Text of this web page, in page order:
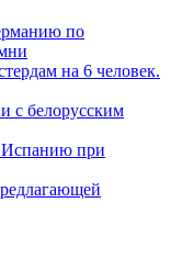
по
на 6 человек.
с белорусским
Испанию при